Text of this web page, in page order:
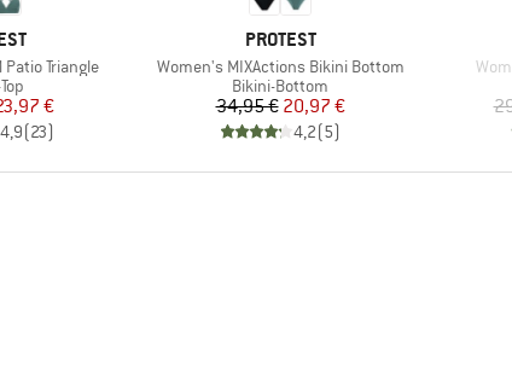
Patio Triangle
Preis
€
4,9(23)
MARKE
PROTEST
Artikel
Women's MIXActions Bikini Bottom
Produktgruppe
Bikini-Bottom
Preis
34,95 €reduzierter Preis
20,97 €
4,2(5)